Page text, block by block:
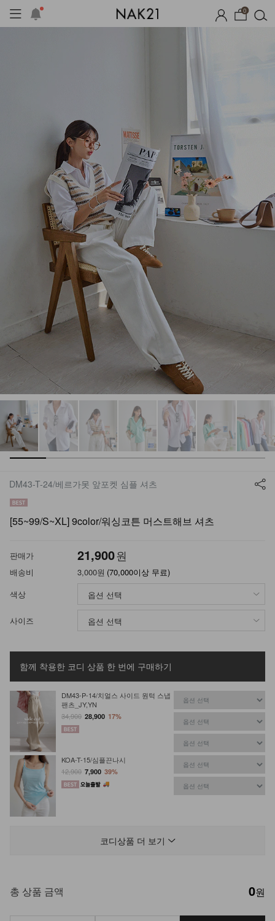
0
여름 잠옷 장마템 기획전
DM43-T-24/베르가못 앞포켓 심플 셔츠
[55~99/S~XL] 9color/워싱코튼 머스트해브 셔츠
판매가 21,900원
배송비 3,000원 (70,000이상 무료)
색상
사이즈
함께 착용한 코디 상품 한 번에 구매하기
DM43-P-14/치얼스 사이드 원턱 스냅
팬츠_JY,YN
34,900 28,900 17%
KOA-T-15/심플끈나시
12,900 7,900 39%
29%
KOA-T-11/잔느롱나시
12,900
코디상품 더 보기
총 상품 금액 0원